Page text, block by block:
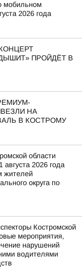
мобильном
2026 года
ПРОЙДЁТ В
НА
В КОСТРОМУ
области
августа 2026 года
жителей
округа по
Костромской
мероприятия,
нарушений
водителями